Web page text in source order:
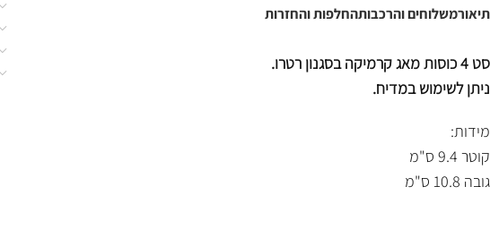
תיאורמשלוחים והרכבותהחלפות והחזרות
סט 4 כוסות מאג קרמיקה בסגנון רטרו.
ניתן לשימוש במדיח.
מידות:
קוטר 9.4 ס"מ
גובה 10.8 ס"מ